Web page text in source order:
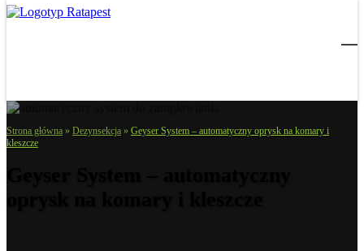
Strona główna » Dezynsekcja » Geyser System – automatyczny oprysk na komary i
kleszcze